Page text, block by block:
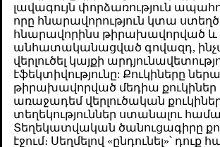
Թարմացված 28.10.2024
Предупреждающая табличка